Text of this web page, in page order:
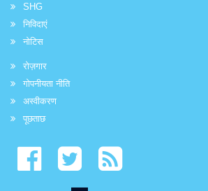
SHG
निविदाएं
नोटिस
रोज़गार
गोपनीयता नीति
अस्वीकरण
पूछताछ